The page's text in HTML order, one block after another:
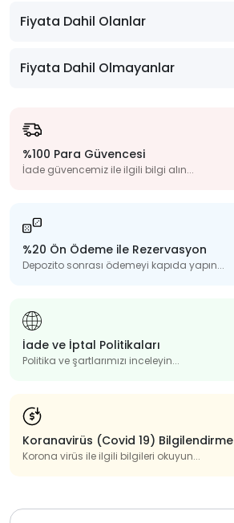
Fiyata Dahil Olanlar
Fiyata Dahil Olmayanlar
%100 Para Güvencesi
İade güvencemiz ile ilgili bilgi alın...
%20 Ön Ödeme ile Rezervasyon
Depozito sonrası ödemeyi kapıda yapın...
İade ve İptal Politikaları
Politika ve şartlarımızı inceleyin...
Koranavirüs (Covid 19) Bilgilendirme
Korona virüs ile ilgili bilgileri okuyun...